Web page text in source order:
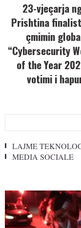
23-vjeçarja
Prishtina
çmimin
“Cybersecurity
of the Year
votimi i
LAJME
MEDIA SOCIALE